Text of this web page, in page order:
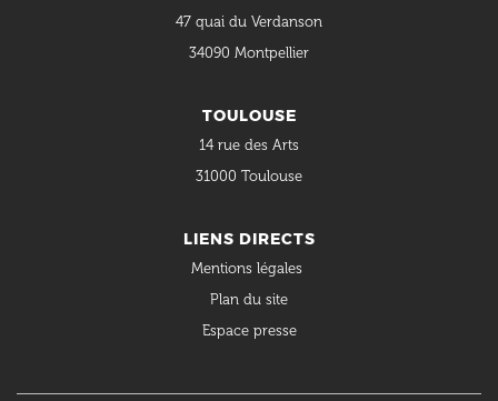
47 quai du Verdanson
34090 Montpellier
TOULOUSE
14 rue des Arts
31000 Toulouse
LIENS DIRECTS
Mentions légales
Plan du site
Espace presse